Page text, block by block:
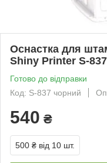
Оснастка для
Shiny Printer S-837
Готово до відправки
Код: S-837 чорний
540 ₴
500 ₴ від 10 шт.